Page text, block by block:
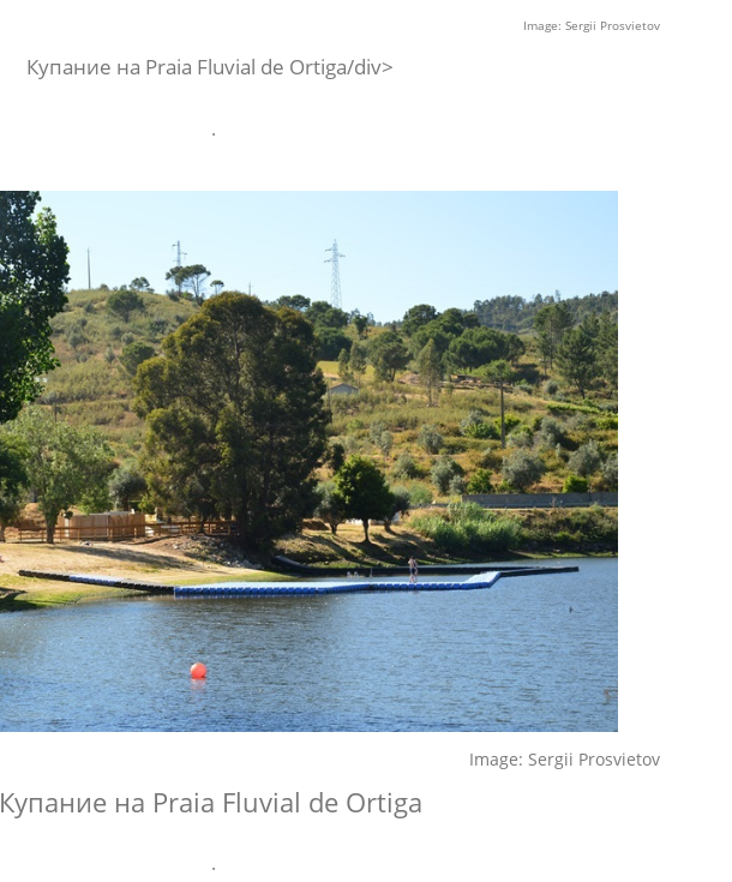
Image: Sergii Prosvietov
Купание на Praia Fluvial de Ortiga/div>
.
Image: Sergii Prosvietov
Купание на Praia Fluvial de Ortiga
.